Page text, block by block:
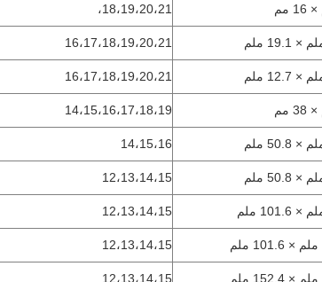
18،19،20،21،
16،17،18،19،20،21
16،17،18،19،20،21
14،15،16،17،18،19
14،15،16
12،13،14،15
12،13،14،15
12،13،14،15
12،13،14،15